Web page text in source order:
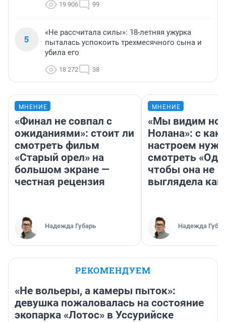
19 906 99
5
«Не рассчитала силы»: 18-летняя ужурка
пыталась успокоить трехмесячного сына и
убила его
18 272 38
МНЕНИЕ
«Финал не совпал с
ожиданиями»: стоит ли
смотреть фильм
«Старый орел» на
большом экране —
честная рецензия
Надежда Губарь
МНЕНИЕ
«Мы видим
Нолана»: с
настроем
смотреть
чтобы она не
выглядела как
Надежда
РЕКОМЕНДУЕМ
«Не вольеры, а камеры пыток»:
девушка пожаловалась на состояние
экопарка «Лотос» в Уссурийске